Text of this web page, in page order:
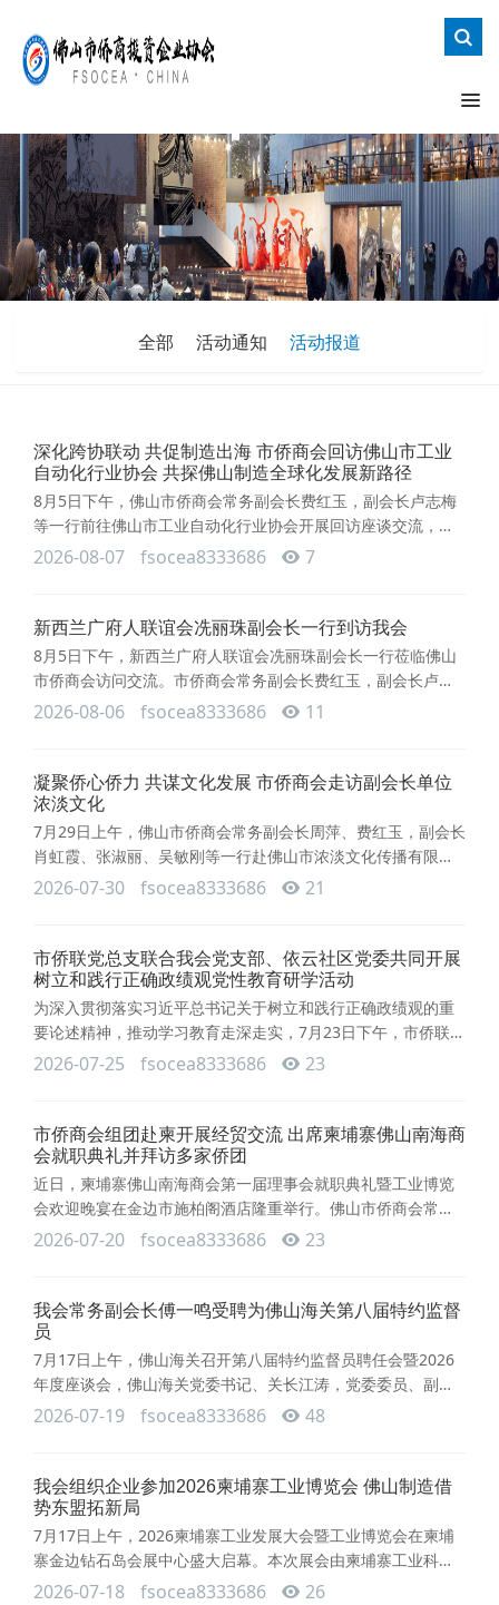
全部 活动通知 活动报道
深化跨协联动 共促制造出海 市侨商会回访佛山市工业
自动化行业协会 共探佛山制造全球化发展新路径
8月5日下午，佛山市侨商会常务副会长费红玉，副会长卢志梅
等一行前往佛山市工业自动化行业协会开展回访座谈交流，受
到了工业自动化行业协会会长蒋章地、秘书长李术英等人的热
业“走出去”的新思路。座谈会上，双方分别介绍了各自平台的资
源优势与服务成效。我会常务副会长费红玉重点分享了侨商会
在全球侨商网
2026-08-07 fsocea8333686 7
新西兰广府人联谊会冼丽珠副会长一行到访我会
8月5日下午，新西兰广府人联谊会冼丽珠副会长一行莅临佛山
市侨商会访问交流。市侨商会常务副会长费红玉，副会长卢志
梅等热情接待，双方围绕助力佛山制造出海、共拓国际市场主
会在打造侨商家园、架设政企桥梁、搭建交流平台、深耕热心
公益载体等方面的实践成果，重点阐述了侨商会在优化侨企服
务、促进海内外资源精
2026-08-06 fsocea8333686 11
凝聚侨心侨力 共谋文化发展 市侨商会走访副会长单位
浓淡文化
7月29日上午，佛山市侨商会常务副会长周萍、费红玉，副会长
肖虹霞、张淑丽、吴敏刚等一行赴佛山市浓淡文化传播有限公
司（以下简称“浓淡文化”）走访调研，实地参观旗下“一席欢
理详细介绍了浓淡文化公司的发展历程、核心业务及服务模
式。她提到，公司深耕文化艺术领域，致力于整合跨界资源，
为企业家及高净值
2026-07-30 fsocea8333686 21
市侨联党总支联合我会党支部、依云社区党委共同开展
树立和践行正确政绩观党性教育研学活动
为深入贯彻落实习近平总书记关于树立和践行正确政绩观的重
要论述精神，推动学习教育走深走实，7月23日下午，市侨联党
总支联合我会党支部、依云社区党委，共同开展树立和践行正
萍、费红玉，副会长兼党支部书记黄敏言，副会长张丽娟、廖
美娟等党员，以及依云社区党委成员共二十多位党员代表参与
活动。在佛山党性教育
2026-07-25 fsocea8333686 23
市侨商会组团赴柬开展经贸交流 出席柬埔寨佛山南海商
会就职典礼并拜访多家侨团
近日，柬埔寨佛山南海商会第一届理事会就职典礼暨工业博览
会欢迎晚宴在金边市施柏阁酒店隆重举行。佛山市侨商会常务
副会长费红玉、副会长张丽娟应邀率团出席，与中柬政商界精
以“典礼+走访”多维联动，务实推进佛山与柬埔寨双向经贸协
作。本次就职典礼以“凝聚乡贤力量·共筑出海桥梁·双向赋能共
赢”为主旨。
2026-07-20 fsocea8333686 23
我会常务副会长傅一鸣受聘为佛山海关第八届特约监督
员
7月17日上午，佛山海关召开第八届特约监督员聘任会暨2026
年度座谈会，佛山海关党委书记、关长江涛，党委委员、副关
长王军，广州海关党委第二派驻纪检组组长、佛山海关党委委
营商环境建设的重要代表。会议由王军副关长主持。会上，人
事政工处处长李卓进系统介绍了佛山海关基本职能及近期重点
工作成效，帮助新
2026-07-19 fsocea8333686 48
我会组织企业参加2026柬埔寨工业博览会 佛山制造借
势东盟拓新局
7月17日上午，2026柬埔寨工业发展大会暨工业博览会在柬埔
寨金边钻石岛会展中心盛大启幕。本次展会由柬埔寨工业科技
创新部、柬埔寨工业经济促进会主办。佛山市侨商会常务副会
2026-07-18 fsocea8333686 26